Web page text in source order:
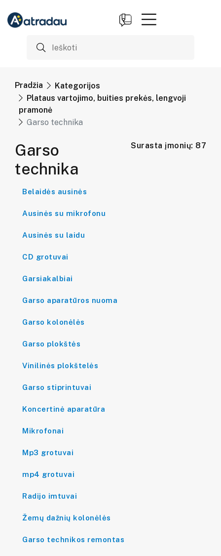
Pradžia
Kategorijos
Plataus vartojimo, buities prekės, lengvoji
pramonė
Garso technika
Garso
technika
Surasta įmonių: 87
Belaidės ausinės
Ausinės su mikrofonu
Ausinės su laidu
CD grotuvai
Garsiakalbiai
Garso aparatūros nuoma
Garso kolonėlės
Garso plokštės
Vinilinės plokštelės
Garso stiprintuvai
Koncertinė aparatūra
Mikrofonai
Mp3 grotuvai
mp4 grotuvai
Radijo imtuvai
Žemų dažnių kolonėlės
Garso technikos remontas